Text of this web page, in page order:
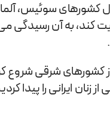
سوئیس،
به آن رسیدگی
کشورهای شرقی
زنان ایرانی را